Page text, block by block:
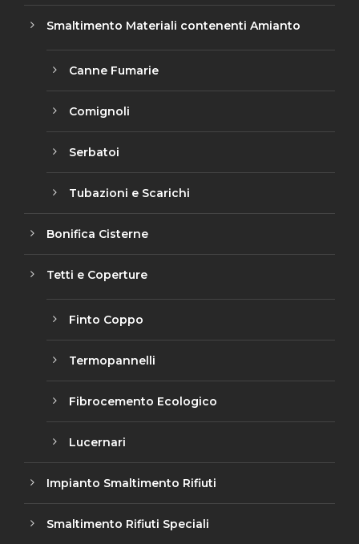
Smaltimento Materiali contenenti Amianto
Canne Fumarie
Comignoli
Serbatoi
Tubazioni e Scarichi
Bonifica Cisterne
Tetti e Coperture
Finto Coppo
Termopannelli
Fibrocemento Ecologico
Lucernari
Impianto Smaltimento Rifiuti
Smaltimento Rifiuti Speciali